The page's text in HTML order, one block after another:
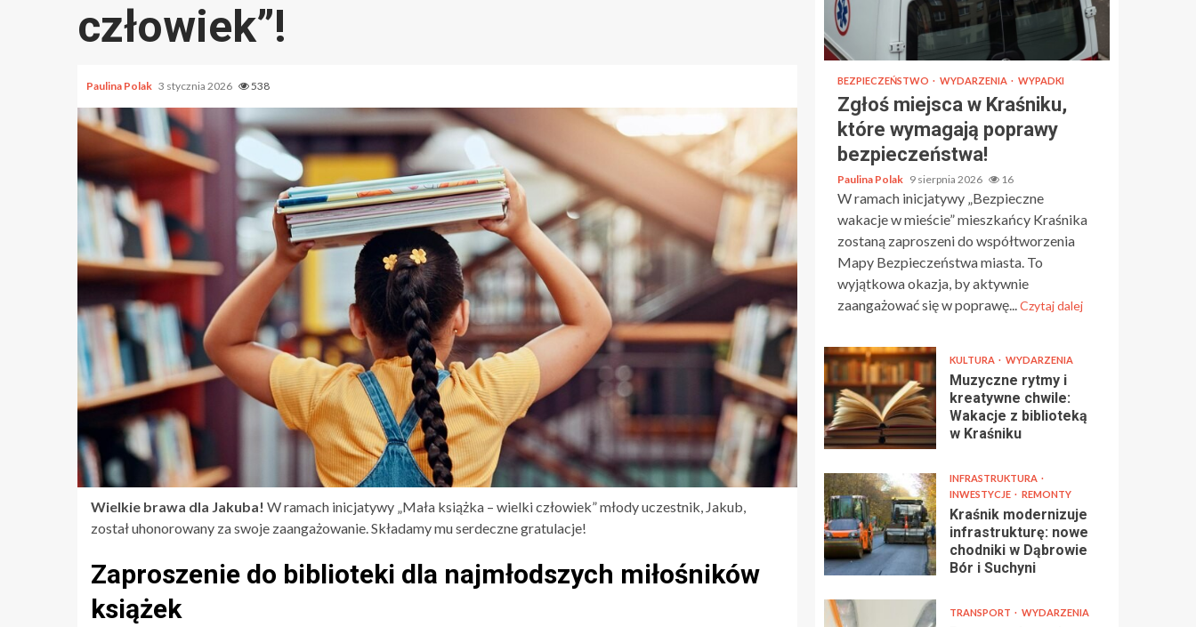
człowiek”!
Paulina Polak 3 stycznia 2026 538
Wielkie brawa dla Jakuba! W ramach inicjatywy „Mała książka – wielki człowiek” młody uczestnik, Jakub,
został uhonorowany za swoje zaangażowanie. Składamy mu serdeczne gratulacje!
Zaproszenie do biblioteki dla najmłodszych miłośników
książek
BEZPIECZEŃSTWO WYDARZENIA WYPADKI
Zgłoś miejsca w Kraśniku,
które wymagają poprawy
bezpieczeństwa!
Paulina Polak 9 sierpnia 2026 16
W ramach inicjatywy „Bezpieczne
wakacje w mieście” mieszkańcy Kraśnika
zostaną zaproszeni do współtworzenia
Mapy Bezpieczeństwa miasta. To
wyjątkowa okazja, by aktywnie
zaangażować się w poprawę...Czytaj dalej
KULTURA WYDARZENIA
Muzyczne rytmy i
kreatywne chwile:
Wakacje z biblioteką
w Kraśniku
INFRASTRUKTURA
INWESTYCJE
REMONTY
Kraśnik modernizuje
infrastrukturę: nowe
chodniki w Dąbrowie
Bór i Suchyni
TRANSPORT WYDARZENIA